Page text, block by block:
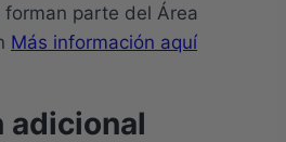
parte del Área
Más información aquí
adicional